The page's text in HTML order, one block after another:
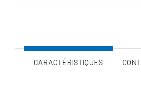
CARACTÉRISTIQUES